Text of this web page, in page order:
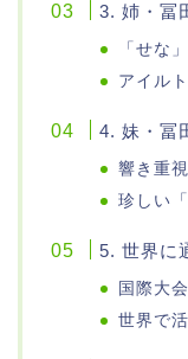
3. 姉・冨
「せな
アイル
4. 妹・冨
響き重
珍しい
5. 世界に
国際大
世界で